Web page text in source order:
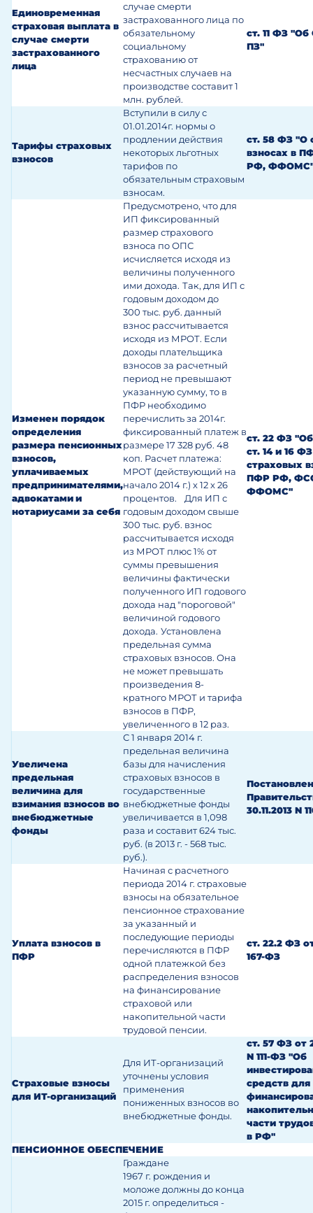
Единовременная
страховая выплата в
случае смерти
застрахованного
лица
случае смерти
застрахованного лица по
обязательному
социальному
страхованию от
несчастных случаев на
производстве составит 1
млн. рублей.
ст. 11 ФЗ
ПЗ"
Тарифы страховых
взносов
Вступили в силу с
01.01.2014г. нормы о
продлении действия
некоторых льготных
тарифов по
обязательным страховым
взносам.
ст. 58 ФЗ "О
взносах в
РФ,
Изменен порядок
определения
размера пенсионных
взносов,
уплачиваемых
предпринимателями,
адвокатамии
нотариусами за себя
Предусмотрено, что для
ИП фиксированный
размер страхового
взноса по ОПС
исчисляется исходя из
величины полученного
ими дохода. Так, для ИП с
годовым доходом до
300 тыс. руб. данный
взнос рассчитывается
исходя из МРОТ. Если
доходы плательщика
взносов за расчетный
период не превышают
указанную сумму, то в
ПФР необходимо
перечислить за 2014г.
фиксированный платеж в
размере 17 328 руб. 48
коп. Расчет платежа:
МРОТ (действующий на
начало 2014 г.) x 12 x 26
процентов.
Для ИП с
годовым доходом свыше
300 тыс. руб. взнос
рассчитывается исходя
из МРОТ плюс 1% от
суммы превышения
величины фактически
полученного ИП годового
дохода над "пороговой"
величиной годового
дохода. Установлена
предельная сумма
страховых взносов. Она
не может превышать
произведения 8-
кратного МРОТ и тарифа
взносов в ПФР,
увеличенного в 12 раз.
ст. 22 ФЗ
ст. 14 и 16
страховых
ПФР РФ,
ФФОМС"
Увеличена
предельная
величина для
взимания взносов во
внебюджетные
фонды
С 1 января 2014 г.
предельная величина
базы для начисления
страховых взносов в
государственные
внебюджетные фонды
увеличивается в 1,098
раза и составит 624 тыс.
руб. (в 2013 г. - 568 тыс.
руб.).
30.11.2013 N
Уплата взносов в
ПФР
Начиная с расчетного
периода 2014 г. страховые
взносы на обязательное
пенсионное страхование
за указанный и
последующие периоды
перечисляются в ПФР
одной платежкой без
распределения взносов
на финансирование
страховой или
накопительной части
трудовой пенсии.
ст. 22.2 ФЗ
167-ФЗ
Страховые взносы
для ИТ-организаций
Для ИТ-организаций
уточнены условия
применения
пониженных взносов во
внебюджетные фонды.
ст. 57 ФЗ от
N 111-ФЗ "Об
средств для
части
в РФ"
ПЕНСИОННОЕ ОБЕСПЕЧЕНИЕ
Граждане
1967 г. рождения и
моложе должны до конца
2015 г. определиться -